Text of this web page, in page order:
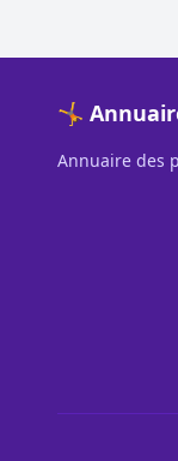
🤸
Annuaire des